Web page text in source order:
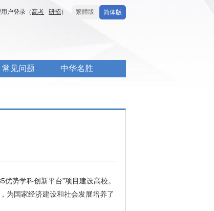
简体版
繁體版
户登录（高考 研招 ）
常见问题 中华名胜
势学科创新平台”项目建设高校。
为国家经济建设和社会发展培养了